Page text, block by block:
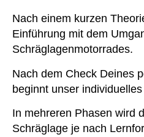
Nach einem kurzen
Einführung mit dem
Schräglagenmotorrades.
Nach dem Check Deines
beginnt unser
In mehreren Phasen wird
Schräglage je nach